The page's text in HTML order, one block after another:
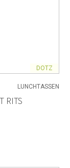
DOTZ
LUNCHTASSEN
RITS